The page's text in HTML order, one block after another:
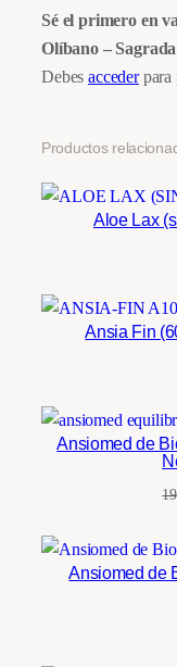
a
g
r
a
M
e
t
Sé el primero en
Olíbano –
Debesaccederpara
Productos
Aloe Lax
Ansia Fin
Ansiomed de
Ansiomed de